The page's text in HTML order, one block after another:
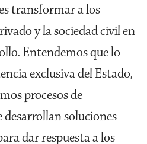
transformar a los
y la sociedad civil en
Entendemos que lo
exclusiva del Estado,
procesos de
soluciones
dar respuesta a los